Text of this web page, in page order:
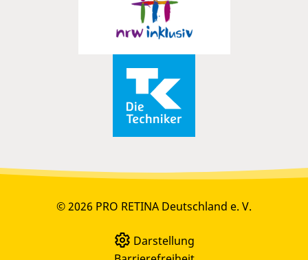
© 2026 PRO RETINA Deutschland e. V.
Darstellung